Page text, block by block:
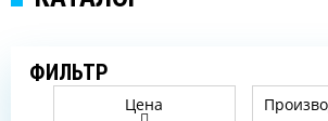
ФИЛЬТР
Цена